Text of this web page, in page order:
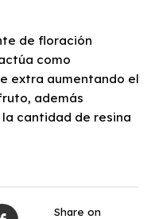
de floración
como
extra aumentando el
además
cantidad de resina
Share on